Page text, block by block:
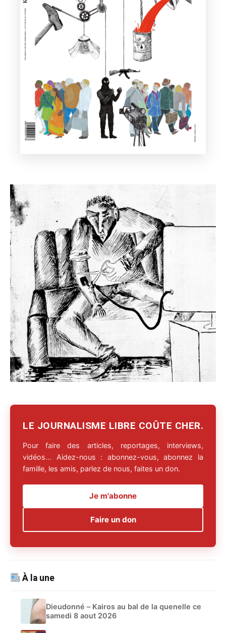
LE JOURNALISME LIBRE COÛTE CHER.
Pour faire des articles, reportages, interviews,
vidéos… Aidez-nous : abonnez-vous, abonnez la
famille, les amis, parlez de nous, faites un don.
Je m'abonne
Faire un don
À la une
Dieudonné – Kairos au bal de la quenelle ce
samedi 8 aout 2026